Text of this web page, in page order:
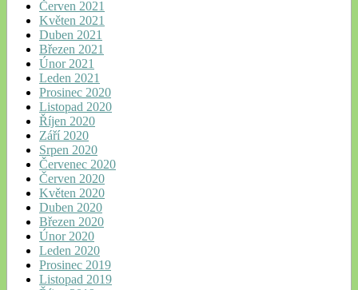
Červen 2021
Květen 2021
Duben 2021
Březen 2021
Únor 2021
Leden 2021
Prosinec 2020
Listopad 2020
Říjen 2020
Září 2020
Srpen 2020
Červenec 2020
Červen 2020
Květen 2020
Duben 2020
Březen 2020
Únor 2020
Leden 2020
Prosinec 2019
Listopad 2019